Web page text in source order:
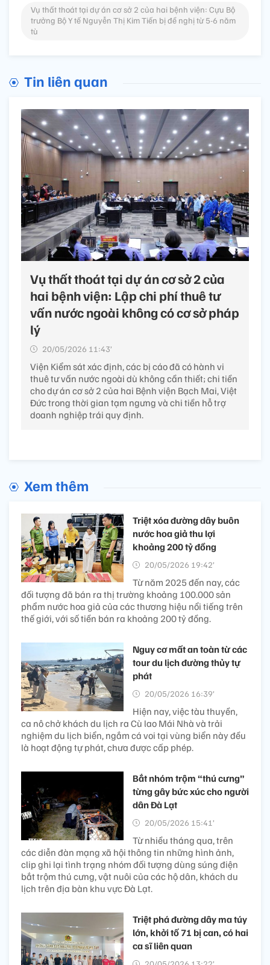
Vụ thất thoát tại dự án cơ sở 2 của hai bệnh viện: Cựu Bộ
trưởng Bộ Y tế Nguyễn Thị Kim Tiến bị đề nghị từ 5-6 năm
tù
Tin liên quan
Vụ thất thoát tại dự án cơ sở 2 của
hai bệnh viện: Lập chi phí thuê tư
vấn nước ngoài không có cơ sở pháp
lý
20/05/2026 11:43’
Viện Kiểm sát xác định, các bị cáo đã có hành vi
thuê tư vấn nước ngoài dù không cần thiết; chi tiền
cho dự án cơ sở 2 của hai Bệnh viện Bạch Mai, Việt
Đức trong thời gian tạm ngưng và chi tiền hỗ trợ
doanh nghiệp trái quy định.
Xem thêm
Triệt xóa đường dây buôn
nước hoa giả thu lợi
khoảng 200 tỷ đồng
20/05/2026 19:42’
Từ năm 2025 đến nay, các
đối tượng đã bán ra thị trường khoảng 100.000 sản
phẩm nước hoa giả của các thương hiệu nổi tiếng trên
thế giới, với số tiền bán ra khoảng 200 tỷ đồng.
Nguy cơ mất an toàn từ các
tour du lịch đường thủy tự
phát
20/05/2026 16:39’
Hiện nay, việc tàu thuyền,
ca nô chở khách du lịch ra Cù lao Mái Nhà và trải
nghiệm du lịch biển, ngắm cá voi tại vùng biển này đều
là hoạt động tự phát, chưa được cấp phép.
Bắt nhóm trộm “thú cưng”
từng gây bức xúc cho người
dân Đà Lạt
20/05/2026 15:41’
Từ nhiều tháng qua, trên
các diễn đàn mạng xã hội thông tin những hình ảnh,
clip ghi lại tình trạng nhóm đối tượng dùng súng điện
bắt trộm thú cưng, vật nuôi của các hộ dân, khách du
lịch trên địa bàn khu vực Đà Lạt.
Triệt phá đường dây ma túy
lớn, khởi tố 71 bị can, có hai
ca sĩ liên quan